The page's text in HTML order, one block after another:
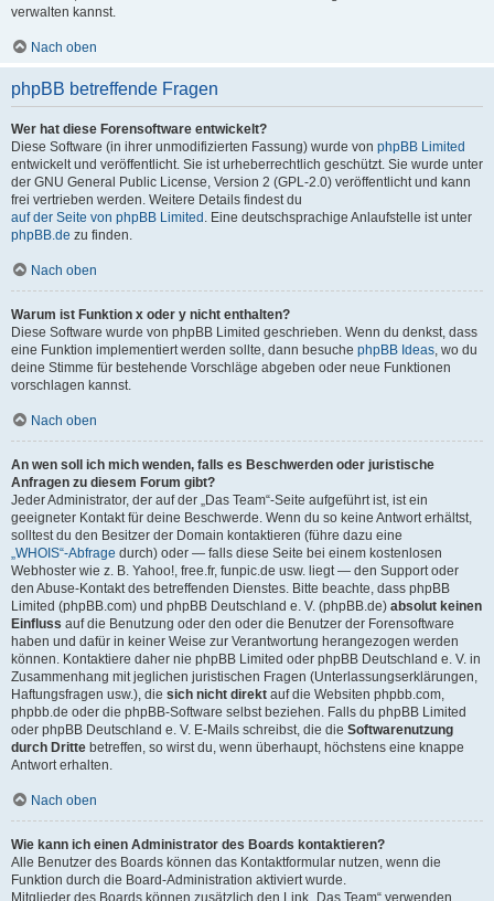
verwalten kannst.
Nach oben
phpBB betreffende Fragen
Wer hat diese Forensoftware entwickelt?
Diese Software (in ihrer unmodifizierten Fassung) wurde von phpBB Limited
entwickelt und veröffentlicht. Sie ist urheberrechtlich geschützt. Sie wurde unter
der GNU General Public License, Version 2 (GPL-2.0) veröffentlicht und kann
frei vertrieben werden. Weitere Details findest du
auf der Seite von phpBB Limited . Eine deutschsprachige Anlaufstelle ist unter
phpBB.de zu finden.
Nach oben
Warum ist Funktion x oder y nicht enthalten?
Diese Software wurde von phpBB Limited geschrieben. Wenn du denkst, dass
eine Funktion implementiert werden sollte, dann besuche phpBB Ideas, wo du
deine Stimme für bestehende Vorschläge abgeben oder neue Funktionen
vorschlagen kannst.
Nach oben
An wen soll ich mich wenden, falls es Beschwerden oder juristische
Anfragen zu diesem Forum gibt?
Jeder Administrator, der auf der „Das Team“-Seite aufgeführt ist, ist ein
geeigneter Kontakt für deine Beschwerde. Wenn du so keine Antwort erhältst,
solltest du den Besitzer der Domain kontaktieren (führe dazu eine
„WHOIS“-Abfrage durch) oder — falls diese Seite bei einem kostenlosen
Webhoster wie z. B. Yahoo!, free.fr, funpic.de usw. liegt — den Support oder
den Abuse-Kontakt des betreffenden Dienstes. Bitte beachte, dass phpBB
Limited (phpBB.com) und phpBB Deutschland e. V. (phpBB.de) absolut keinen
Einfluss auf die Benutzung oder den oder die Benutzer der Forensoftware
haben und dafür in keiner Weise zur Verantwortung herangezogen werden
können. Kontaktiere daher nie phpBB Limited oder phpBB Deutschland e. V. in
Zusammenhang mit jeglichen juristischen Fragen (Unterlassungserklärungen,
Haftungsfragen usw.), die sich nicht direkt auf die Websiten phpbb.com,
phpbb.de oder die phpBB-Software selbst beziehen. Falls du phpBB Limited
oder phpBB Deutschland e. V. E-Mails schreibst, die die Softwarenutzung
durch Dritte betreffen, so wirst du, wenn überhaupt, höchstens eine knappe
Antwort erhalten.
Nach oben
Wie kann ich einen Administrator des Boards kontaktieren?
Alle Benutzer des Boards können das Kontaktformular nutzen, wenn die
Funktion durch die Board-Administration aktiviert wurde.
Mitglieder des Boards können zusätzlich den Link „Das Team“ verwenden.